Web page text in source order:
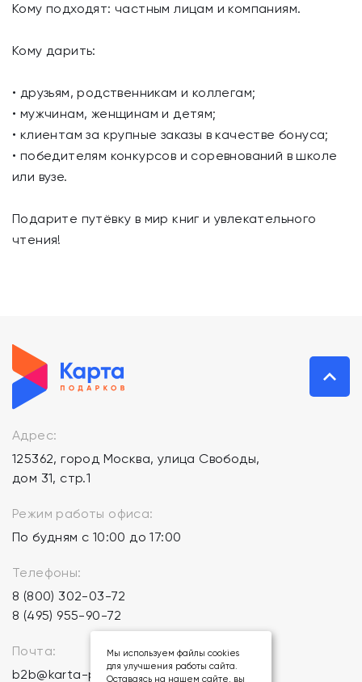
Кому подходят: частным лицам и компаниям.
Кому дарить:
• друзьям, родственникам и коллегам;
• мужчинам, женщинам и детям;
• клиентам за крупные заказы в качестве бонуса;
• победителям конкурсов и соревнований в школе
или вузе.
Подарите путёвку в мир книг и увлекательного
чтения!
Адрес:
125362, город Москва, улица Свободы,
дом 31, стр.1
Режим работы офиса:
По будням с 10:00 до 17:00
Телефоны:
8 (800) 302-03-72
8 (495) 955-90-72
Почта:
b2b@karta-podarkov.ru
Мы используем файлы cookies
для улучшения работы сайта.
Оставаясь на нашем сайте, вы